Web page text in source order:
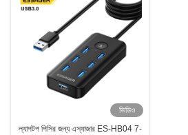
ভিডিও
ল্যাপটপ পিসির জন্য এস্যাজার ES-HB04 7-